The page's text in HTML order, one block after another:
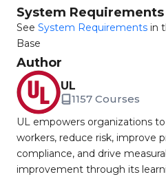
System Requirements
See System Requirements in
Base
Author
UL
1157 Courses
UL empowers organizations
workers, reduce risk, improve
compliance, and drive
improvement through its